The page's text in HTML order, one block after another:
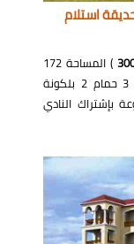
استلام
) المساحة 172
شرقي تطل على حديقة تشمل 3 نوم 3 حمام 2 بلكونة
بإشتراك النادي